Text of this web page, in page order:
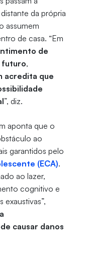
da própria
assumem
de casa. “Em
de
futuro,
acredita que
”, diz.
aponta que o
ao
garantidos pelo
(ECA).
ao lazer,
cognitivo e
causar danos